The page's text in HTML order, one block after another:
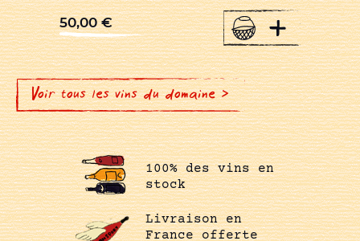
50,00€ +
Voir tous les vins du domaine >
100% des vins en
stock
Livraison en
France offerte